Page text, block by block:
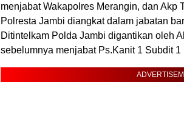
menjabat Wakapolres Merangin, dan Akp
Polresta Jambi diangkat dalam jabatan
Ditintelkam Polda Jambi digantikan oleh
sebelumnya menjabat Ps.Kanit 1 Subdit